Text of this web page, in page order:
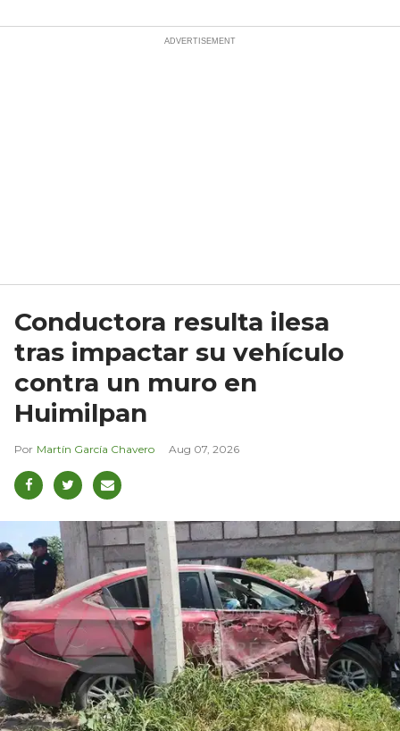
Conductora resulta ilesa
tras impactar su vehículo
contra un muro en
Huimilpan
Martín García Chavero Aug 07, 2026